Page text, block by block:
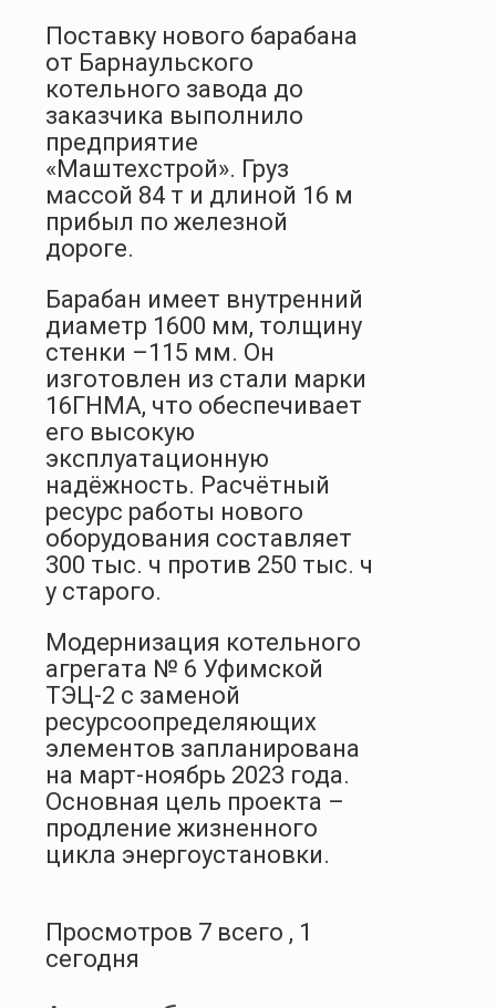
Поставку нового барабана
от Барнаульского
котельного завода до
заказчика выполнило
предприятие
«Маштехстрой». Груз
массой 84 т и длиной 16 м
прибыл по железной
дороге.
Барабан имеет внутренний
диаметр 1600 мм, толщину
стенки –115 мм. Он
изготовлен из стали марки
16ГНМА, что обеспечивает
его высокую
эксплуатационную
надёжность. Расчётный
ресурс работы нового
оборудования составляет
300 тыс. ч против 250 тыс. ч
у старого.
Модернизация котельного
агрегата № 6 Уфимской
ТЭЦ-2 с заменой
ресурсоопределяющих
элементов запланирована
на март-ноябрь 2023 года.
Основная цель проекта –
продление жизненного
цикла энергоустановки.
Просмотров 7 всего , 1
сегодня